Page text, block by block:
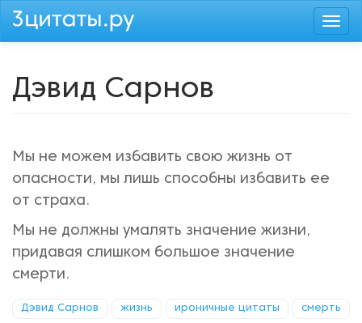
Перейти
Дэвид Сарнов
Мы не можем избавить свою жизнь от
опасности, мы лишь способны избавить ее
от страха.
Мы не должны умалять значение жизни,
придавая слишком большое значение
смерти.
Дэвид Сарнов жизнь ироничные цитаты смерть